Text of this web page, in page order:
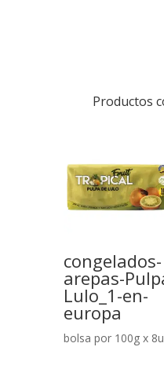
Productos
congelados-
arepas-
Lulo_1-en-
europa
bolsa por 100g x 8u